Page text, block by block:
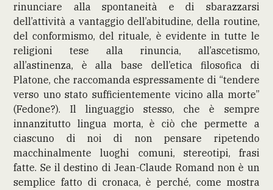
rinunciare alla spontaneità e di sbarazzarsi
dell’attività a vantaggio dell’abitudine, della routine,
del conformismo, del rituale, è evidente in tutte le
religioni tese alla rinuncia, all’ascetismo,
all’astinenza, è alla base dell’etica filosofica di
Platone, che raccomanda espressamente di “tendere
verso uno stato sufficientemente vicino alla morte”
(Fedone?). Il linguaggio stesso, che è sempre
innanzitutto lingua morta, è ciò che permette a
ciascuno di noi di non pensare ripetendo
macchinalmente luoghi comuni, stereotipi, frasi
fatte. Se il destino di Jean-Claude Romand non è un
semplice fatto di cronaca, è perché, come mostra